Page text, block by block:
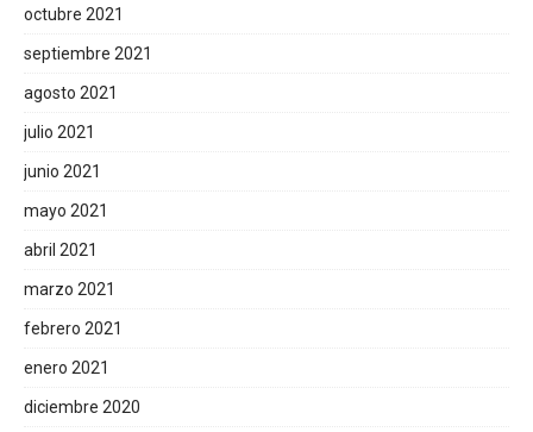
octubre 2021
septiembre 2021
agosto 2021
julio 2021
junio 2021
mayo 2021
abril 2021
marzo 2021
febrero 2021
enero 2021
diciembre 2020